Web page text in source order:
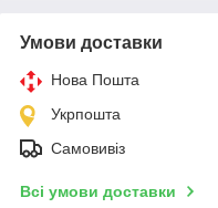
Умови доставки
Нова Пошта
Укрпошта
Самовивіз
Всі умови доставки